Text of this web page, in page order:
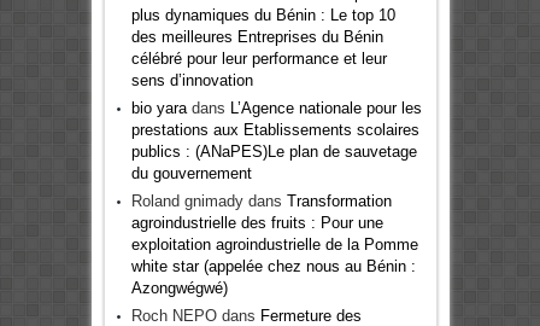
plus dynamiques du Bénin : Le top 10
des meilleures Entreprises du Bénin
célébré pour leur performance et leur
sens d’innovation
bio yaradans L’Agence nationale pour les
prestations aux Etablissements scolaires
publics : (ANaPES)Le plan de sauvetage
du gouvernement
Roland gnimadydans Transformation
agroindustrielle des fruits : Pour une
exploitation agroindustrielle de la Pomme
white star (appelée chez nous au Bénin :
Azongwégwé)
Roch NEPOdans Fermeture des